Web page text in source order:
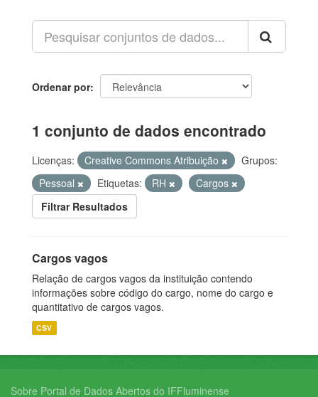
Ordenar por
1 conjunto de dados encontrado
Licenças: Creative Commons Atribuição
Grupos:
Pessoal
Etiquetas: RH
Cargos
Filtrar Resultados
Cargos vagos
Relação de cargos vagos da instituição contendo
informações sobre código do cargo, nome do cargo e
quantitativo de cargos vagos.
CSV
Sobre Portal de Dados Abertos do IFFluminense